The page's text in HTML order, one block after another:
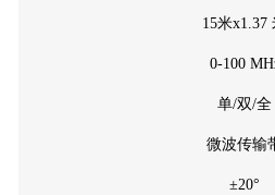
15米x1.37
0-100
单/双/全
微波传输
±20°